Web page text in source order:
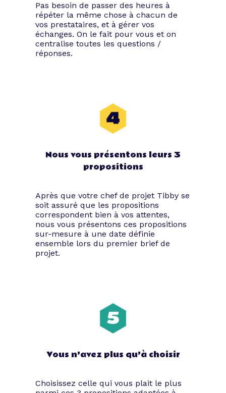
Pas besoin de passer des heures à
répéter la même chose à chacun de
vos prestataires, et à gérer vos
échanges. On le fait pour vous et on
centralise toutes les questions /
réponses.
Nous vous présentons leurs 3
propositions
Après que votre chef de projet Tibby se
soit assuré que les propositions
correspondent bien à vos attentes,
nous vous présentons ces propositions
sur-mesure à une date définie
ensemble lors du premier brief de
projet.
Vous n’avez plus qu’à choisir
Choisissez celle qui vous plait le plus